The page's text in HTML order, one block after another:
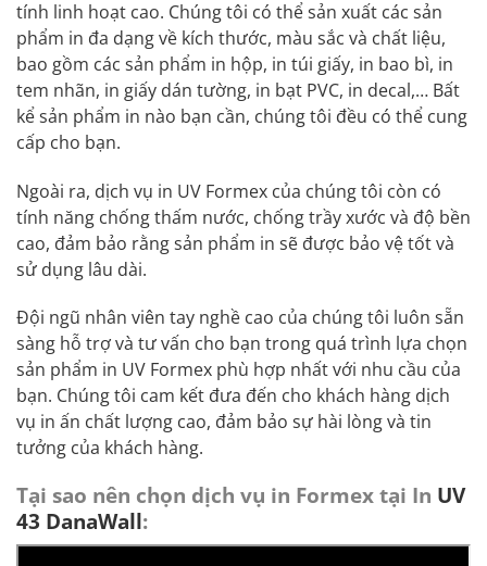
tính linh hoạt cao. Chúng tôi có thể sản xuất các sản
phẩm in đa dạng về kích thước, màu sắc và chất liệu,
bao gồm các sản phẩm in hộp, in túi giấy, in bao bì, in
tem nhãn, in giấy dán tường, in bạt PVC, in decal,… Bất
kể sản phẩm in nào bạn cần, chúng tôi đều có thể cung
cấp cho bạn.
Ngoài ra, dịch vụ in UV Formex của chúng tôi còn có
tính năng chống thấm nước, chống trầy xước và độ bền
cao, đảm bảo rằng sản phẩm in sẽ được bảo vệ tốt và
sử dụng lâu dài.
Đội ngũ nhân viên tay nghề cao của chúng tôi luôn sẵn
sàng hỗ trợ và tư vấn cho bạn trong quá trình lựa chọn
sản phẩm in UV Formex phù hợp nhất với nhu cầu của
bạn. Chúng tôi cam kết đưa đến cho khách hàng dịch
vụ in ấn chất lượng cao, đảm bảo sự hài lòng và tin
tưởng của khách hàng.
Tại sao nên chọn dịch vụ in Formex tại In UV
43 DanaWall: